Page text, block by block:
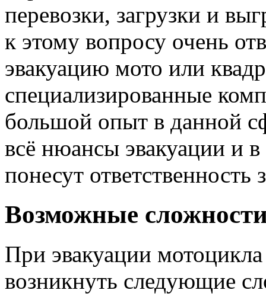
перевозки, загрузки и
к этому вопросу очень
эвакуацию мото или
специализированные
большой опыт в данной
всё нюансы эвакуации и
понесут ответственность
Возможные
При эвакуации
возникнуть следующие